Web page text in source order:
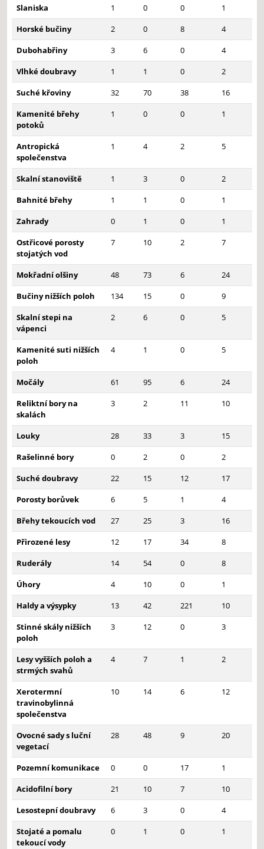
Slaniska 1 0 0
1
Horské bučiny
2 0 8
4
Dubohabřiny
3 6 0
4
Vlhké doubravy
1 1 0
2
Suché křoviny
32 70 38
16
Kamenité břehy
potoků
1 0 0 1
Antropická
společenstva
1 4 2 5
Skalní stanoviště 1 3 0
2
Bahnité břehy
1 1 0
1
Zahrady
0 1 0
1
Ostřicové porosty
stojatých vod
7 10 2 7
Mokřadní olšiny 48 73 6
24
Bučiny nižších poloh
134 15 0
9
Skalní stepi na
vápenci
2 6 0 5
Kamenité suti nižších
poloh
4 1 0 5
Močály 61 95 6
24
Reliktní bory na
skalách
3 2 11 10
Louky 28 33 3
15
Rašelinné bory
0 2 0
2
Suché doubravy
22 15 12
17
Porosty borůvek
6 5 1
4
Břehy tekoucích vod
27 25 3
16
Přirozené lesy
12 17 34
8
Ruderály
14 54 0
8
Úhory
4 10 0
1
Haldy a výsypky
13 42 221
10
Stinné skály nižších
poloh
3 12 0 3
Lesy vyšších poloh a
strmých svahů
4 7 1 2
Xerotermní
travinobylinná
společenstva
10 14 6 12
Ovocné sady s luční
vegetací
28 48 9 20
Pozemní komunikace 0 0 17
1
Acidofilní bory
21 10 7
10
Lesostepní doubravy
6 3 0
4
Stojaté a pomalu
tekoucí vody
0 1 0 1